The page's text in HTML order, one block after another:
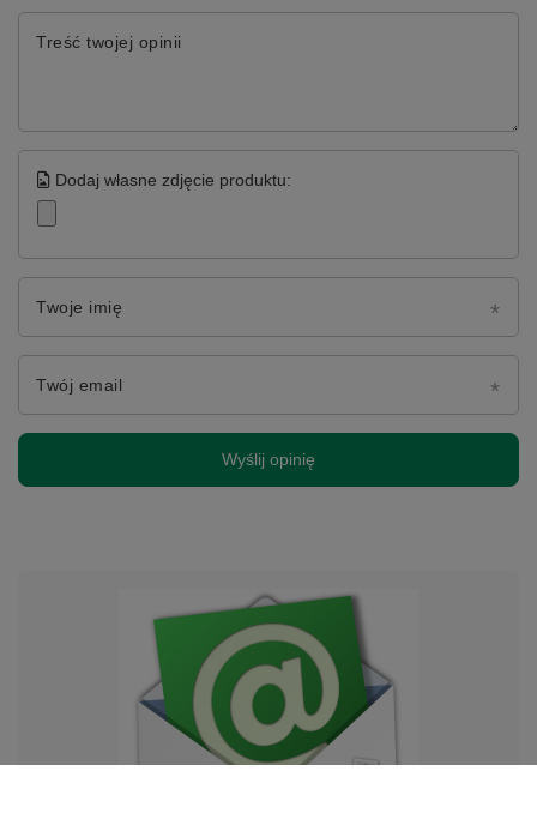
Treść twojej opinii
Dodaj własne zdjęcie produktu:
Twoje imię
Twój email
Wyślij opinię